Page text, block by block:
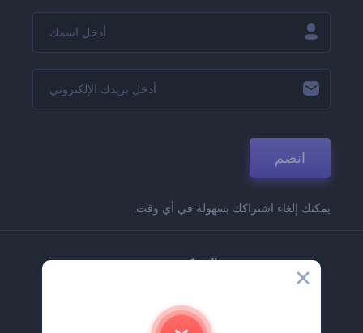
انضم
يمكنك إلغاء اشتراكك بسهولة في أي وقت.
الشركة
اتصل بنا